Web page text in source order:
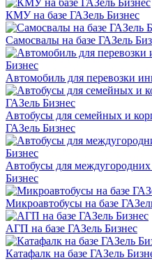
КМУ на базе ГАЗель Бизнес
Самосвалы на базе ГАЗель
Автомобиль для перевозки
Автобусы для семейных и
ГАЗель Бизнес
Автобусы для междугородних
Бизнес
Микроавтобусы на базе
АГП на базе ГАЗель Бизнес
Катафалк на базе ГАЗель